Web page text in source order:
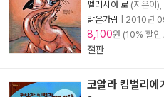
펠리시아 로 (지은이),
맑은가람
2010년
8,100원 (10% 할
절판
코알라 킴벌리에